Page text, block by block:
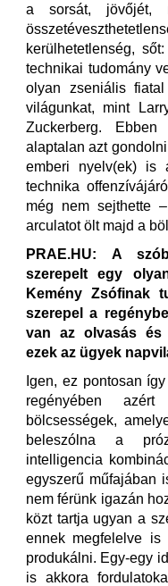
a sorsát, jövőjét,
kerülhetetlenség,
technikai tudomány
olyan zseniális
világunkat, mint
Zuckerberg.
alaptalan azt
emberi nyelv(ek) is
technika
még nem sejthette
arculatot ölt majd a
PRAE.HU: A
szerepelt egy
Kemény Zsófinak
szerepel a
van az olvasás és
ezek az ügyek
Igen, ez pontosan
regényében
bölcsességek,
beleszólna a
intelligencia
egyszerű műfajában
nem férünk igazán
közt tartja ugyan a
ennek megfelelve is
produkálni. Egy-egy
is akkora